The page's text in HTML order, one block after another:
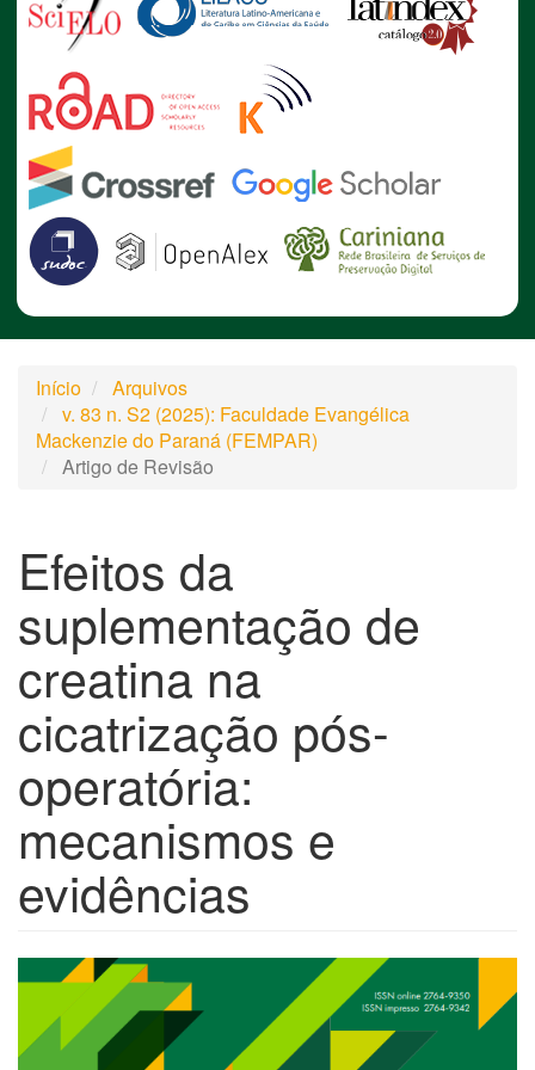
Início
Arquivos
v. 83 n. S2 (2025): Faculdade Evangélica
Mackenzie do Paraná (FEMPAR)
Artigo de Revisão
Efeitos da
suplementação de
creatina na
cicatrização pós-
operatória:
mecanismos e
evidências
Barra
lateral